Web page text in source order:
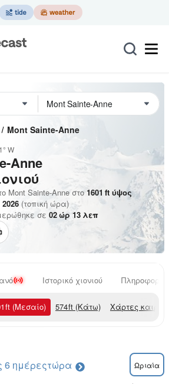
Mont Sainte-Anne
W
Anne
Mont Sainte-Anne στο 1601 ft ύψος
(τοπική ώρα)
σε 02ώρ 13 λεπ
Ιστορικό χιονιού
ft (Μεσαίο) 574ft (Κάτω) Χάρτες καιρού
6 ημέρεςτώρα Ωριαία